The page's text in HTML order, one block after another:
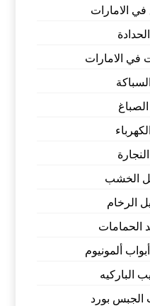
الامارات
في الامارات
الخشب
الرخام
الحمامات
ألمونيوم
الباركيه
بورد